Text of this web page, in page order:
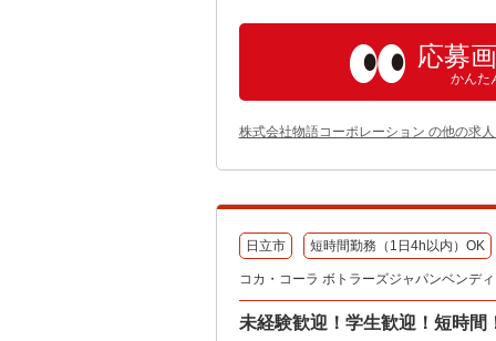
応募
かんた
株式会社物語コーポレーション の他の求
日立市 短時間勤務（1日4h以内）OK
コカ・コーラ ボトラーズジャパンベンデ
未経験歓迎！学生歓迎！短時間